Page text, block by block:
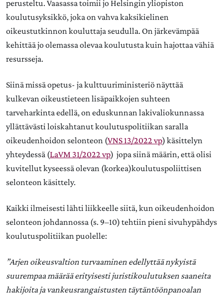
perusteltu. Vaasassa toimii jo Helsingin yliopiston
koulutusyksikkö, joka on vahva kaksikielinen
oikeustutkinnon kouluttaja seudulla. On järkevämpää
kehittää jo olemassa olevaa koulutusta kuin hajottaa vähiä
resursseja.
Siinä missä opetus- ja kulttuuriministeriö näyttää
kulkevan oikeustieteen lisäpaikkojen suhteen
tarveharkinta edellä, on eduskunnan lakivaliokunnassa
yllättävästi loiskahtanut koulutuspolitiikan saralla
oikeudenhoidon selonteon (VNS 13/2022 vp) käsittelyn
yhteydessä (LaVM 31/2022 vp) jopa siinä määrin, että olisi
kuvitellut kyseessä olevan (korkea)koulutuspoliittisen
selonteon käsittely.
Kaikki ilmeisesti lähti liikkeelle siitä, kun oikeudenhoidon
selonteon johdannossa (s. 9–10) tehtiin pieni sivuhypähdys
koulutuspolitiikan puolelle:
”Arjen oikeusvaltion turvaaminen edellyttää nykyistä
suurempaa määrää erityisesti juristikoulutuksen saaneita
hakijoita ja vankeusrangaistusten täytäntöönpanoalan